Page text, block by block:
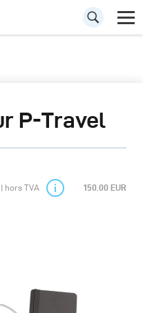
P-Travel
hors TVA 150.00 EUR